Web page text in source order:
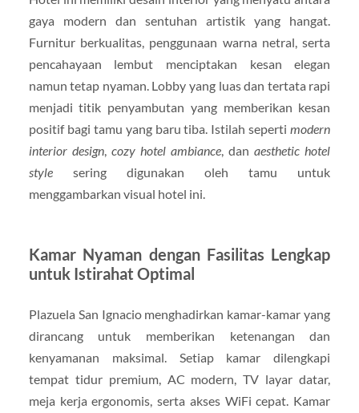
gaya modern dan sentuhan artistik yang hangat.
Furnitur berkualitas, penggunaan warna netral, serta
pencahayaan lembut menciptakan kesan elegan
namun tetap nyaman. Lobby yang luas dan tertata rapi
menjadi titik penyambutan yang memberikan kesan
positif bagi tamu yang baru tiba. Istilah seperti modern
interior design, cozy hotel ambiance , danaesthetic hotel
stylesering digunakan oleh tamu untuk
menggambarkan visual hotel ini.
Kamar Nyaman dengan Fasilitas Lengkap
untuk Istirahat Optimal
Plazuela San Ignacio menghadirkan kamar-kamar yang
dirancang untuk memberikan ketenangan dan
kenyamanan maksimal. Setiap kamar dilengkapi
tempat tidur premium, AC modern, TV layar datar,
meja kerja ergonomis, serta akses WiFi cepat. Kamar